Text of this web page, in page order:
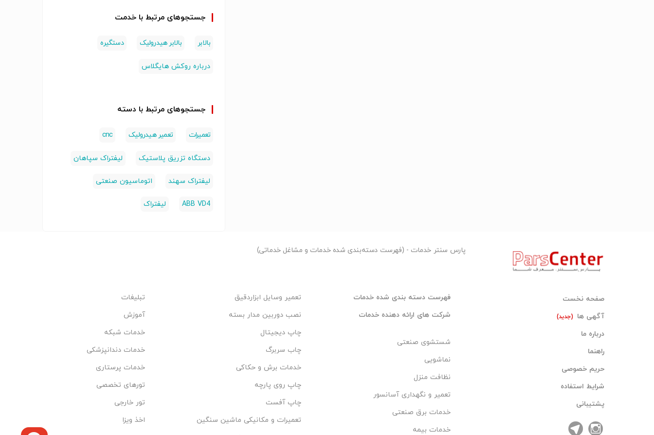
جستجوهای مرتبط با خدمت
بالابر بالابر هیدرولیک دستگیره
درباره روکش هایگلاس
جستجوهای مرتبط با دسته
تعمیرات تعمیر هیدرولیک cnc
دستگاه تزریق پلاستیک لیفتراک سپاهان
لیفتراک سهند اتوماسیون صنعتی
ABB VD4 لیفتراک
صفحه نخست
آگهی ها
(جدید)
درباره ما
راهنما
حریم خصوصی
شرایط استفاده
پشتیبانی
پارس سنتر خدمات - (فهرست دسته‌بندی شده خدمات و مشاغل خدماتی)
فهرست دسته بندی شده خدمات
شرکت های ارائه دهنده خدمات
شستشوی صنعتی
نماشویی
نظافت منزل
تعمیر و نگهداری آسانسور
خدمات برق صنعتی
خدمات بیمه
تعمیر وسایل ابزاردقیق
نصب دوربین مدار بسته
چاپ دیجیتال
چاب سربرگ
خدمات برش و حکاکی
چاپ روی پارچه
چاپ آفست
تعمیرات و مکانیکی ماشین سنگین
تبلیغات
آموزش
خدمات شبکه
خدمات دندانپزشکی
خدمات پرستاری
تورهای تخصصی
تور خارجی
اخذ ویزا